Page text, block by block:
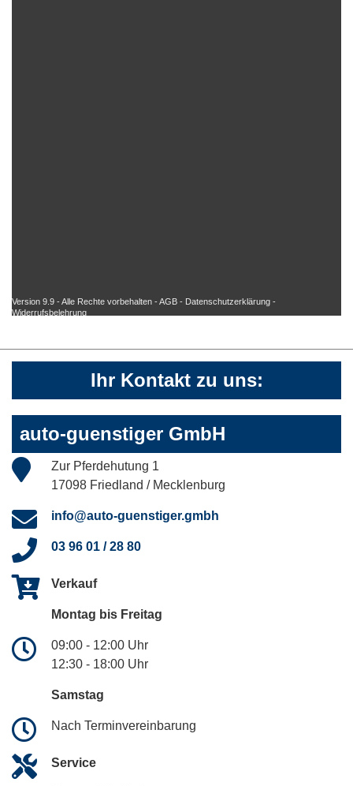
Ihr Kontakt zu uns:
auto-guenstiger GmbH
Zur Pferdehutung 1
17098 Friedland / Mecklenburg
info@auto-guenstiger.gmbh
03 96 01 / 28 80
Verkauf
Montag bis Freitag
09:00 - 12:00 Uhr
12:30 - 18:00 Uhr
Samstag
Nach Terminvereinbarung
Service